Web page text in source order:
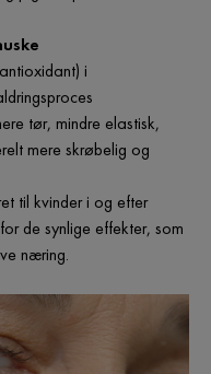
i
tør, mindre elastisk,
mere skrøbelig og
til kvinder i og efter
de synlige effekter, som
næring.